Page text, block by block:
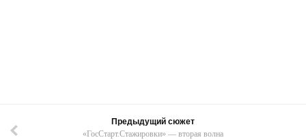
Предыдущий сюжет
«ГосСтарт.Стажировки» — вторая волна